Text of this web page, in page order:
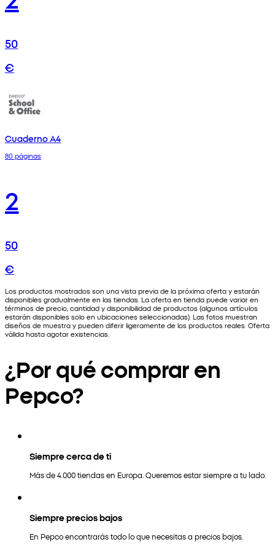
50
€
Cuaderno A4
80 páginas
2
50
€
Los productos mostrados son una vista previa de la próxima oferta y estarán
disponibles gradualmente en las tiendas. La oferta en tienda puede variar en
términos de precio, cantidad y disponibilidad de productos (algunos artículos
estarán disponibles solo en ubicaciones seleccionadas). Las fotos muestran
diseños de muestra y pueden diferir ligeramente de los productos reales. Oferta
válida hasta agotar existencias.
¿Por qué comprar en
Pepco?
Siempre cerca de ti
Más de 4.000 tiendas en Europa. Queremos estar siempre a tu lado.
Siempre precios bajos
En Pepco encontrarás todo lo que necesitas a precios bajos.